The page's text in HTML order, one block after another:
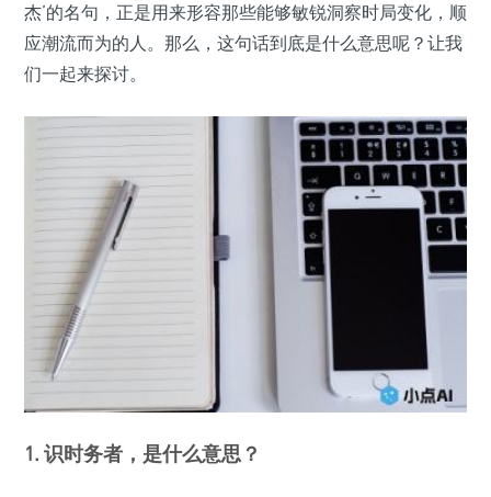
杰’的名句，正是用来形容那些能够敏锐洞察时局变化，顺
应潮流而为的人。那么，这句话到底是什么意思呢？让我
们一起来探讨。
1. 识时务者，是什么意思？